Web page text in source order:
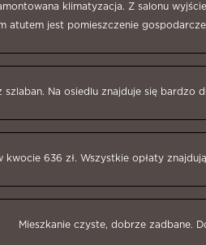
klimatyzacja. Z salonu
atutem jest pomieszczenie
szlaban. Na osiedlu znajduje się bardzo
kwocie 636 zł. Wszystkie opłaty
Mieszkanie czyste, dobrze zadbane.